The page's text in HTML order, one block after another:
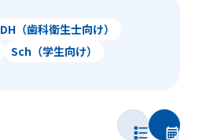
DH（歯科衛生士向け）
Sch（学生向け）